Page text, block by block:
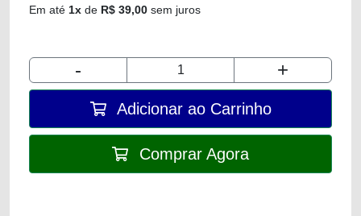
Em até 1x de R$ 39,00 sem juros
- +
Adicionar ao Carrinho
Comprar Agora